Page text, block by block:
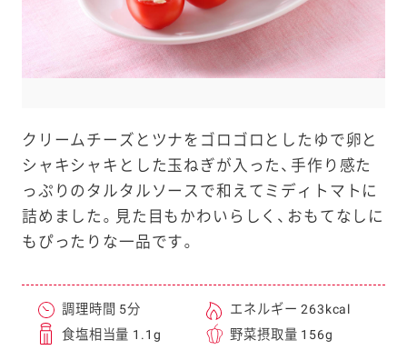
クリームチーズとツナをゴロゴロとしたゆで卵と
シャキシャキとした玉ねぎが入った、手作り感た
っぷりのタルタルソースで和えてミディトマトに
詰めました。見た目もかわいらしく、おもてなしに
もぴったりな一品です。
調理時間 5分
エネルギー 263kcal
食塩相当量 1.1g
野菜摂取量 156g